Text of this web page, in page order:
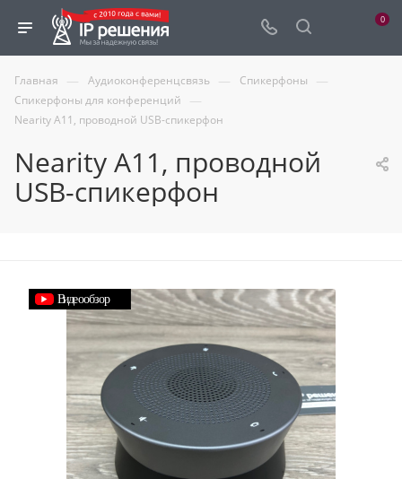
0
Главная — Аудиоконференцсвязь — Спикерфоны —
Спикерфоны для конференций —
Nearity A11, проводной USB-спикерфон
Nearity A11, проводной
USB-спикерфон